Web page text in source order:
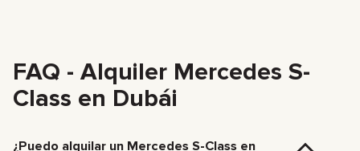
FAQ - Alquiler Mercedes S-
Class en Dubái
¿Puedo alquilar un Mercedes S-Class en